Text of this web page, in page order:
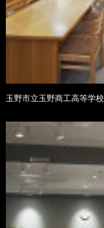
玉野市立玉野商工高等学校